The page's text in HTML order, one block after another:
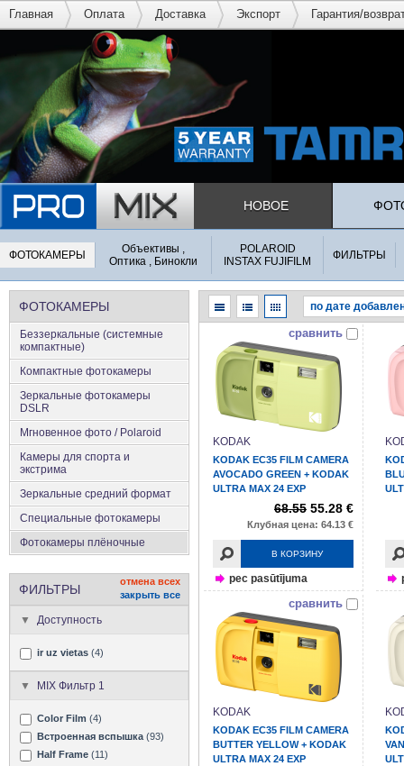
Главная Оплата Доставка Экспорт Гарантия/
НОВОЕ
ФОТОКАМЕРЫ
Объективы ,
Оптика , Бинокли
POLAROID
INSTAX FUJIFILM
ФИЛЬТРЫ
ФОТОКАМЕРЫ
Беззеркальные (системные
компактные)
Компактные фотокамеры
Зеркальные фотокамеры
DSLR
Мгновенное фото / Polaroid
Камеры для спорта и
экстрима
Зеркальные средний формат
Специальные фотокамеры
Фотокамеры плёночные
ФИЛЬТРЫ
отмена всех
закрыть все
Доступность
ir uz vietas (4)
MIX Фильтр 1
Color Film (4)
Встроенная вспышка (93)
Half Frame (11)
сравнить
KODAK
KODAK EC35 FILM CAMERA
AVOCADO GREEN + KODAK
ULTRA MAX 24 EXP
68.55 55.28 €
Клубная цена: 64.13 €
В КОРЗИНУ
pec pasūtījuma
сравнить
KODAK
KODAK EC35 FILM CAMERA
BUTTER YELLOW + KODAK
ULTRA MAX 24 EXP